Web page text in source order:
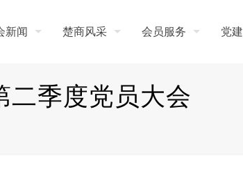
新闻 楚商风采 会员服务 党
二季度党员大会